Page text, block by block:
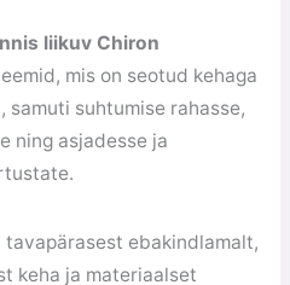
liikuv Chiron
mis on seotud kehaga
samuti suhtumise rahasse,
ning asjadesse ja
ebakindlamalt,
keha ja materiaalset